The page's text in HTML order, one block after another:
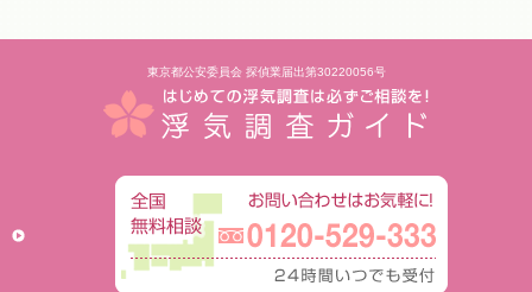
東京都公安委員会 探偵業届出第30220056号